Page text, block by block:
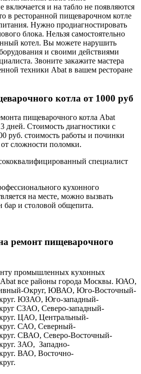
включается и на табло не появляются
в ресторанной пищеварочном котле
Нужно продиагностировать
блока. Нельзя самостоятельно
котел. Вы можете нарушить
и своими действиями
Звоните закажите мастера
техники Abat в вашем ресторане
котла от 1000 руб
пищеварочного котла Abat
дней. Стоимость диагностики с
руб. стоимость работы и починки
от сложности поломки.
специалист
кухонного
на месте, можно вызвать
бар и столовой общепита.
ремонт пищеварочного
промышленных кухонных
все районы города Москвы. ЮАО,
Округ, ЮВАО, Юго-Восточный-
ЮЗАО, Юго-западный-
СЗАО, Северо-западный-
ЦАО, Центральный-
САО, Северный-
СВАО, Северо-Восточный-
ЗАО, Западно-
ВАО, Восточно-